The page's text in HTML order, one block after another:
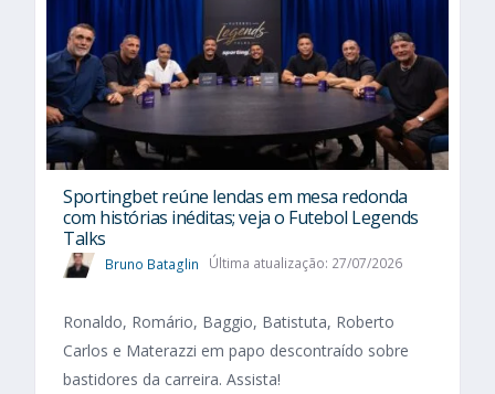
Sportingbet reúne lendas em mesa redonda
com histórias inéditas; veja o Futebol Legends
Talks
Bruno Bataglin Última atualização: 27/07/2026
Ronaldo, Romário, Baggio, Batistuta, Roberto
Carlos e Materazzi em papo descontraído sobre
bastidores da carreira. Assista!